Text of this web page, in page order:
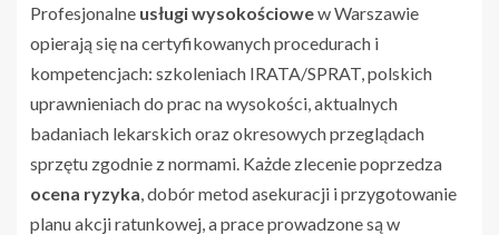
Profesjonalne usługi wysokościowew Warszawie
opierają się na certyfikowanych procedurach i
kompetencjach: szkoleniach IRATA/SPRAT, polskich
uprawnieniach do prac na wysokości, aktualnych
badaniach lekarskich oraz okresowych przeglądach
sprzętu zgodnie z normami. Każde zlecenie poprzedza
ocena ryzyka, dobór metod asekuracji i przygotowanie
planu akcji ratunkowej, a prace prowadzone są w